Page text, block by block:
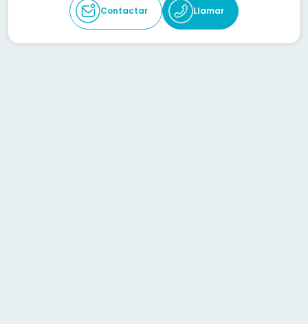
Contactar Llamar